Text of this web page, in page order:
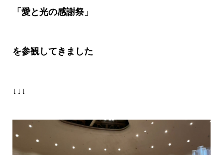
「愛と光の感謝祭」
を参観してきました
↓↓↓